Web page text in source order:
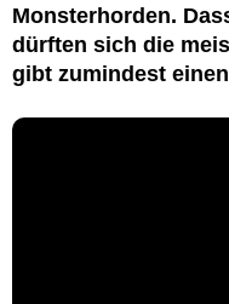
Monsterhorden.
dürften sich die
gibt zumindest